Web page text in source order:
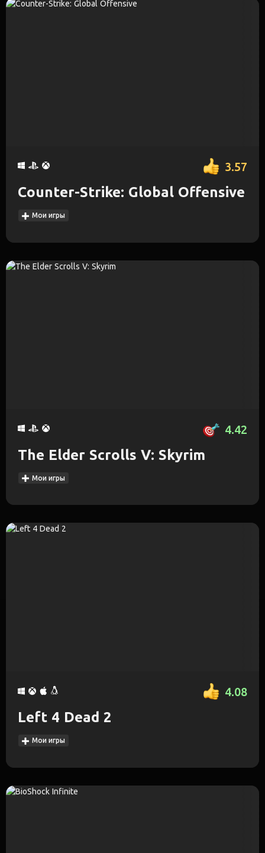
3.57
Counter-Strike: Global Offensive
Мои игры
4.42
The Elder Scrolls V: Skyrim
Мои игры
4.08
Left 4 Dead 2
Мои игры